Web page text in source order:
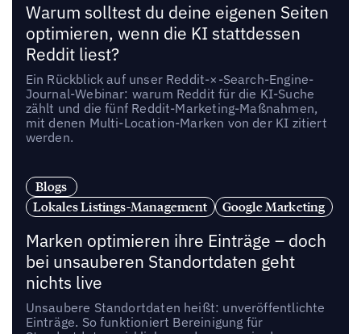
Warum solltest du deine eigenen Seiten
optimieren, wenn die KI stattdessen
Reddit liest?
Ein Rückblick auf unser Reddit-×-Search-Engine-
Journal-Webinar: warum Reddit für die KI-Suche
zählt und die fünf Reddit-Marketing-Maßnahmen,
mit denen Multi-Location-Marken von der KI zitiert
werden.
Blogs
Lokales Listings-Management
Google Marketing
Marken optimieren ihre Einträge – doch
bei unsauberen Standortdaten geht
nichts live
Unsaubere Standortdaten heißt: unveröffentlichte
Einträge. So funktioniert Bereinigung für